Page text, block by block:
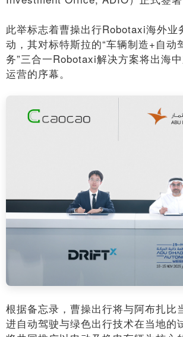
此举标志着曹操出行Robotaxi海外业
动，其对标特斯拉的“车辆制造+自动
务”三合一Robotaxi解决方案将出海
运营的序幕。
根据备忘录，曹操出行将与阿布扎比
进自动驾驶与绿色出行技术在当地的